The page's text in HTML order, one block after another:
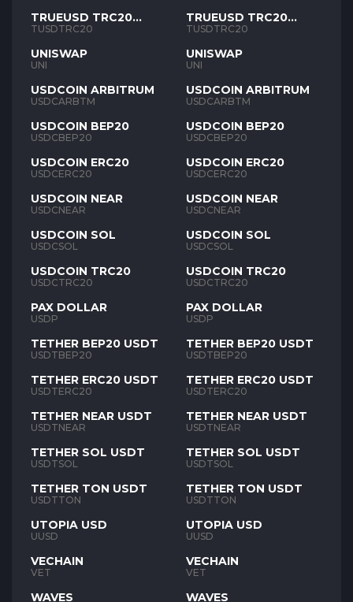
TRUEUSD TRC20
TUSD
TUSDTRC20
UNISWAP
UNI
USDCOIN ARBITRUM
USDCARBTM
USDCOIN BEP20
USDCBEP20
USDCOIN ERC20
USDCERC20
USDCOIN NEAR
USDCNEAR
USDCOIN SOL
USDCSOL
USDCOIN TRC20
USDCTRC20
PAX DOLLAR
USDP
TETHER BEP20 USDT
USDTBEP20
TETHER ERC20 USDT
USDTERC20
TETHER NEAR USDT
USDTNEAR
TETHER SOL USDT
USDTSOL
TETHER TON USDT
USDTTON
UTOPIA USD
UUSD
VECHAIN
VET
WAVES
TRUEUSD TRC20
TUSD
TUSDTRC20
UNISWAP
UNI
USDCOIN ARBITRUM
USDCARBTM
USDCOIN BEP20
USDCBEP20
USDCOIN ERC20
USDCERC20
USDCOIN NEAR
USDCNEAR
USDCOIN SOL
USDCSOL
USDCOIN TRC20
USDCTRC20
PAX DOLLAR
USDP
TETHER BEP20 USDT
USDTBEP20
TETHER ERC20 USDT
USDTERC20
TETHER NEAR USDT
USDTNEAR
TETHER SOL USDT
USDTSOL
TETHER TON USDT
USDTTON
UTOPIA USD
UUSD
VECHAIN
VET
WAVES